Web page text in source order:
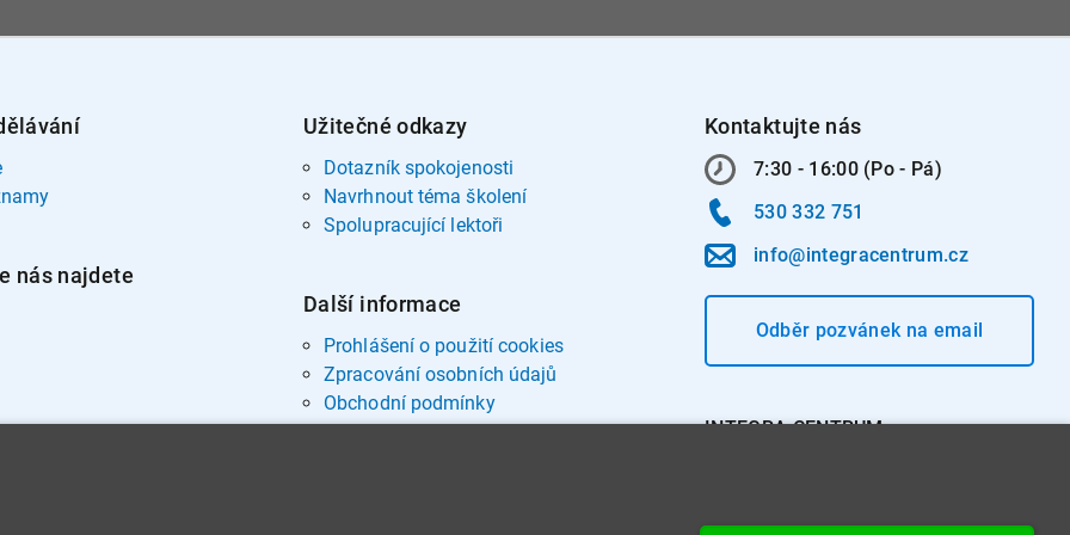
nás najdete
Užitečné odkazy
Dotazník spokojenosti
Navrhnout téma školení
Spolupracující lektoři
Další informace
Prohlášení o použití cookies
Zpracování osobních údajů
Obchodní podmínky
Kontaktujte nás
7:30 - 16:00 (Po - Pá)
530 332 751
info@integracentrum.cz
Odběr pozvánekna email
INTEGRA CENTRUM s.r.o.